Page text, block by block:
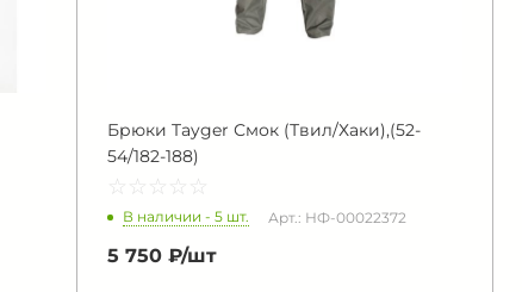
Брюки Tayger Смок (Твил/Хаки),(52-
54/182-188)
☆ ☆ ☆ ☆ ☆
★ ★ ★ ★ ★
В наличии - 5 шт. Арт.: НФ-00022372
5 750 ₽/шт